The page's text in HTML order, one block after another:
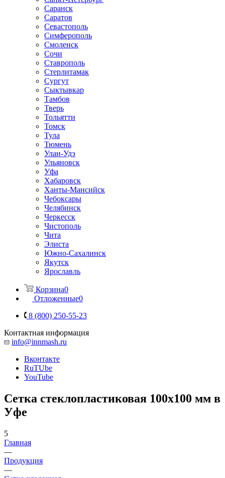
Саранск
Саратов
Севастополь
Симферополь
Смоленск
Сочи
Ставрополь
Стерлитамак
Сургут
Сыктывкар
Тамбов
Тверь
Тольятти
Томск
Тула
Тюмень
Улан-Удэ
Ульяновск
Уфа
Хабаровск
Ханты-Мансийск
Чебоксары
Челябинск
Черкесск
Чистополь
Чита
Элиста
Южно-Сахалинск
Якутск
Ярославль
Корзина0
Отложенные0
8 (800) 250-55-23
Контактная информация
info@innmash.ru
Вконтакте
RuTUbe
YouTube
Сетка стеклопластиковая 100x100 мм в
Уфе
5
Главная
—
Продукция
—